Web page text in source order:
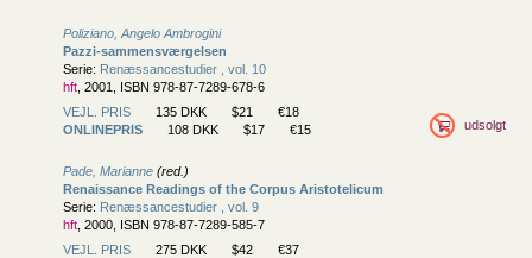
Poliziano, Angelo Ambrogini
Pazzi-sammensværgelsen
Serie: Renæssancestudier , vol. 10
hft , 2001, ISBN 978-87-7289-678-6
VEJL. PRIS
135 DKK $21
€18
ONLINEPRIS
108 DKK $17 €15 udsolgt
Pade, Marianne (red.)
Renaissance Readings of the Corpus Aristotelicum
Serie: Renæssancestudier , vol. 9
hft , 2000, ISBN 978-87-7289-585-7
VEJL. PRIS
275 DKK $42
€37